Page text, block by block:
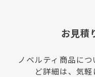
お見積
ノベルティ商品に
ど詳細は、気